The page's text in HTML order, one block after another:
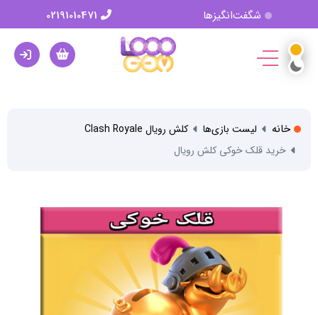
شگفت‌انگیزها
خانه لیست بازی‌ها
کلش رویال Clash Royale
خرید قلک خوکی کلش رویال